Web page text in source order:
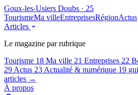
Goux-les-Usiers Doubs · 25
TourismeMa villeEntreprisesRégionActus
Articles
Le magazine par rubrique
Tourisme 18 Ma ville 21 Entreprises 22
29 Actus 23 Actualité & numérique 19
articles →
À propos